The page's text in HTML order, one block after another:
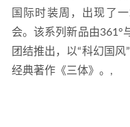
国际时装周，出现了
会。该系列新品由361°
团结推出，以“科幻国
经典著作《三体》。,